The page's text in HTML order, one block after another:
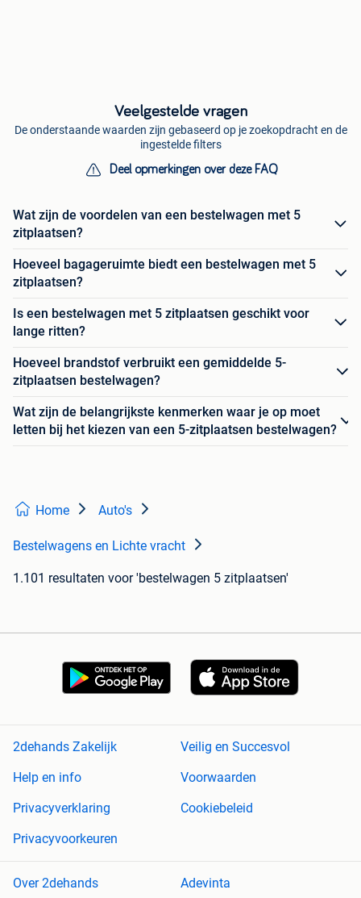
Veelgestelde vragen
De onderstaande waarden zijn gebaseerd op je zoekopdracht en de
ingestelde filters
Deel opmerkingen over deze FAQ
Wat zijn de voordelen van een bestelwagen met 5
zitplaatsen?
Hoeveel bagageruimte biedt een bestelwagen met 5
zitplaatsen?
Is een bestelwagen met 5 zitplaatsen geschikt voor
lange ritten?
Hoeveel brandstof verbruikt een gemiddelde 5-
zitplaatsen bestelwagen?
Wat zijn de belangrijkste kenmerken waar je op moet
letten bij het kiezen van een 5-zitplaatsen bestelwagen?
Home Auto's
Bestelwagens en Lichte vracht
1.101 resultaten voor 'bestelwagen 5 zitplaatsen'
2dehands Zakelijk
Veilig en Succesvol
Help en info
Voorwaarden
Privacyverklaring
Cookiebeleid
Privacyvoorkeuren
Over 2dehands Adevinta